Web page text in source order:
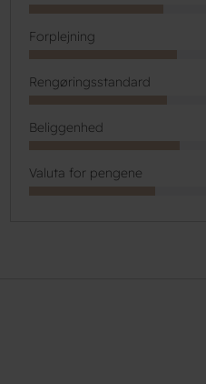
Forplejning
Rengøringsstandard
Beliggenhed
Valuta for pengene